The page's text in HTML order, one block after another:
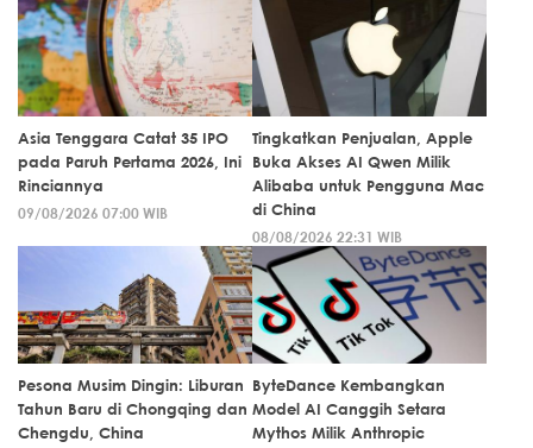
Asia Tenggara Catat 35 IPO
pada Paruh Pertama 2026, Ini
Rinciannya
09/08/2026 07:00 WIB
Tingkatkan Penjualan, Apple
Buka Akses AI Qwen Milik
Alibaba untuk Pengguna Mac
di China
08/08/2026 22:31 WIB
Pesona Musim Dingin: Liburan
Tahun Baru di Chongqing dan
Chengdu, China
ByteDance Kembangkan
Model AI Canggih Setara
Mythos Milik Anthropic